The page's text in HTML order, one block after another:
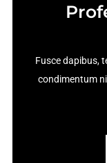
Fusce dapibus,
condimentum